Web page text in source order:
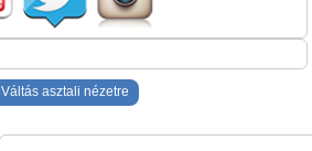
Váltás asztali nézetre